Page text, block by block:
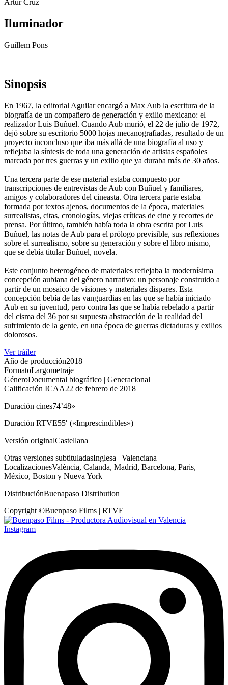
Artur Cruz
Iluminador
Guillem Pons
Sinopsis
En 1967, la editorial Aguilar encargó a Max Aub la escritura de la
biografía de un compañero de generación y exilio mexicano: el
realizador Luis Buñuel. Cuando Aub murió, el 22 de julio de 1972,
dejó sobre su escritorio 5000 hojas mecanografiadas, resultado de un
proyecto inconcluso que iba más allá de una biografía al uso y
reflejaba la síntesis de toda una generación de artistas españoles
marcada por tres guerras y un exilio que ya duraba más de 30 años.
Una tercera parte de ese material estaba compuesto por
transcripciones de entrevistas de Aub con Buñuel y familiares,
amigos y colaboradores del cineasta. Otra tercera parte estaba
formada por textos ajenos, documentos de la época, materiales
surrealistas, citas, cronologías, viejas críticas de cine y recortes de
prensa. Por último, también había toda la obra escrita por Luis
Buñuel, las notas de Aub para el prólogo previsible, sus reflexiones
sobre el surrealismo, sobre su generación y sobre el libro mismo,
que se debía titular Buñuel, novela.
Este conjunto heterogéneo de materiales reflejaba la modernísima
concepción aubiana del género narrativo: un personaje construido a
partir de un mosaico de visiones y materiales dispares. Esta
concepción bebía de las vanguardias en las que se había iniciado
Aub en su juventud, pero contra las que se había rebelado a partir
del cisma del 36 por su supuesta abstracción de la realidad del
sufrimiento de la gente, en una época de guerras dictaduras y exilios
dolorosos.
Ver tráiler
Año de producción2018
FormatoLargometraje
GéneroDocumental biográfico | Generacional
Calificación ICAA22 de febrero de 2018
Duración cines74’48»
Duración RTVE55′ («Imprescindibles»)
Versión originalCastellana
Otras versiones subtituladasInglesa | Valenciana
LocalizacionesValència, Calanda, Madrid, Barcelona, Paris,
México, Boston y Nueva York
DistribuciónBuenapaso Distribution
Copyright ©Buenpaso Films | RTVE
Instagram